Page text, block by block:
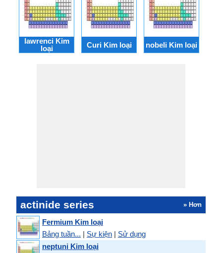
lawrenci Kim
loại
Curi Kim loại nobeli Kim loại
actinide series » Hơn
Fermium Kim loại
Bảng tuần... | Sự kiện | Sử dụng
neptuni Kim loại